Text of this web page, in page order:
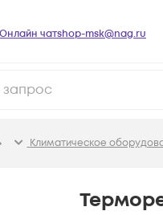
Онлайн чатshop-msk@nag.ru
Климатичeское